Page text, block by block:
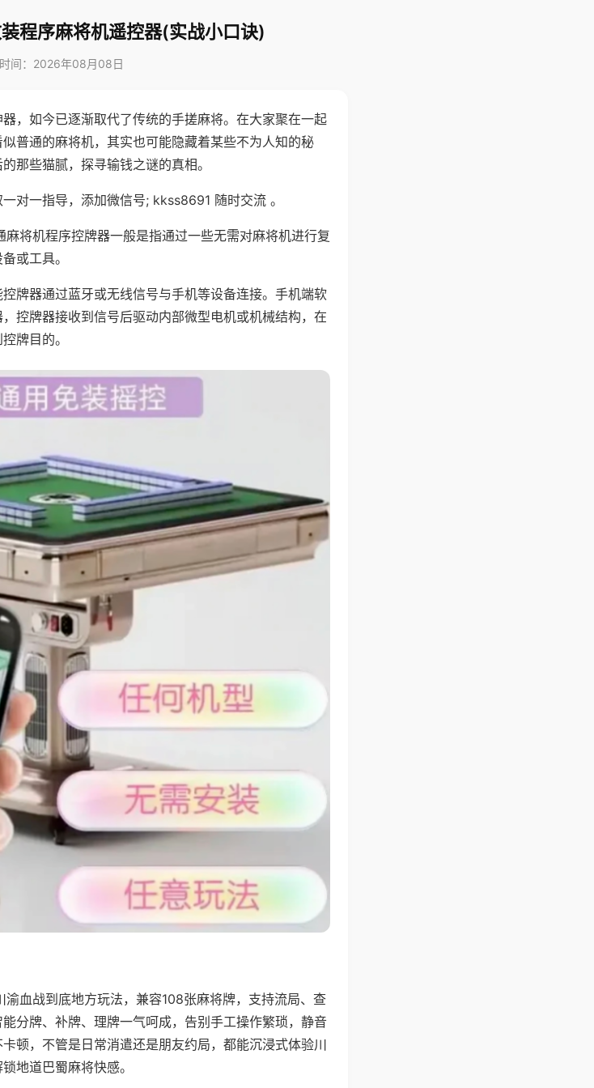
程序麻将机遥控器(实战小口诀)
间：2026年08月08日
，如今已逐渐取代了传统的手搓麻将。在大家聚在一起
普通的麻将机，其实也可能隐藏着某些不为人知的秘
那些猫腻，探寻输钱之谜的真相。
对一指导，添加微信号; kkss8691 随时交流 。
将机程序控牌器一般是指通过一些无需对麻将机进行复
或工具。
牌器通过蓝牙或无线信号与手机等设备连接。手机端软
控牌器接收到信号后驱动内部微型电机或机械结构，在
牌目的。
渝血战到底地方玩法，兼容108张麻将牌，支持流局、查
分牌、补牌、理牌一气呵成，告别手工操作繁琐，静音
顿，不管是日常消遣还是朋友约局，都能沉浸式体验川
地道巴蜀麻将快感。